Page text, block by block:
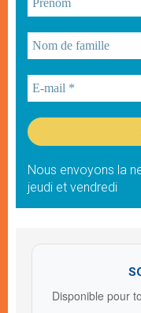
Nous envoyons la
jeudi et vendredi
Disponible pour